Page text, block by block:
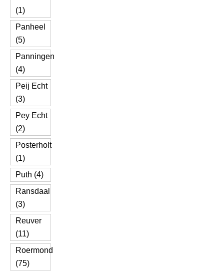
(1)
Panheel
(5)
Panningen
(4)
Peij Echt
(3)
Pey Echt
(2)
Posterholt
(1)
Puth (4)
Ransdaal
(3)
Reuver
(11)
Roermond
(75)